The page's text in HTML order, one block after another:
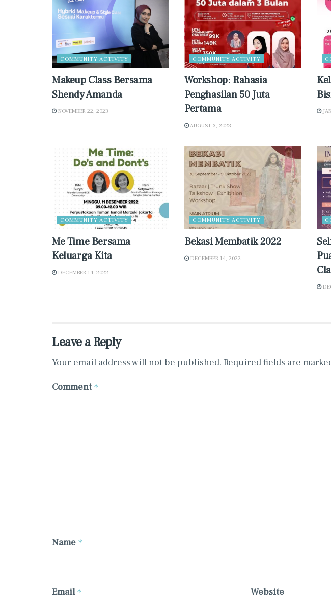
COMMUNITY ACTIVITY
Makeup Class Bersama
Shendy Amanda
NOVEMBER 22, 2023
COMMUNITY ACTIVITY
Workshop: Rahasia
Penghasilan 50 Juta
Pertama
AUGUST 3, 2023
COMMUNITY ACTIVITY
Me Time Bersama
Keluarga Kita
DECEMBER 14, 2022
COMMUNITY ACTIVITY
Bekasi Membatik 2022
DECEMBER 14, 2022
Leave a Reply
Your email address will not be published. Required fields are
Comment *
Name *
Email * Website